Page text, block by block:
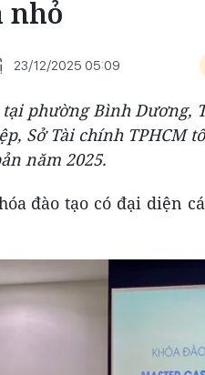
nhỏ
23/12/2025 05:09
tại phường Bình
Sở Tài chính TPHCM
năm 2025.
đào tạo có đại diện